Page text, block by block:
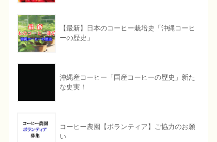
【最新】日本のコーヒー栽培史「沖縄コーヒ
ーの歴史」
沖縄産コーヒー「国産コーヒーの歴史」新た
な史実！
コーヒー農園【ボランティア】ご協力のお願
い